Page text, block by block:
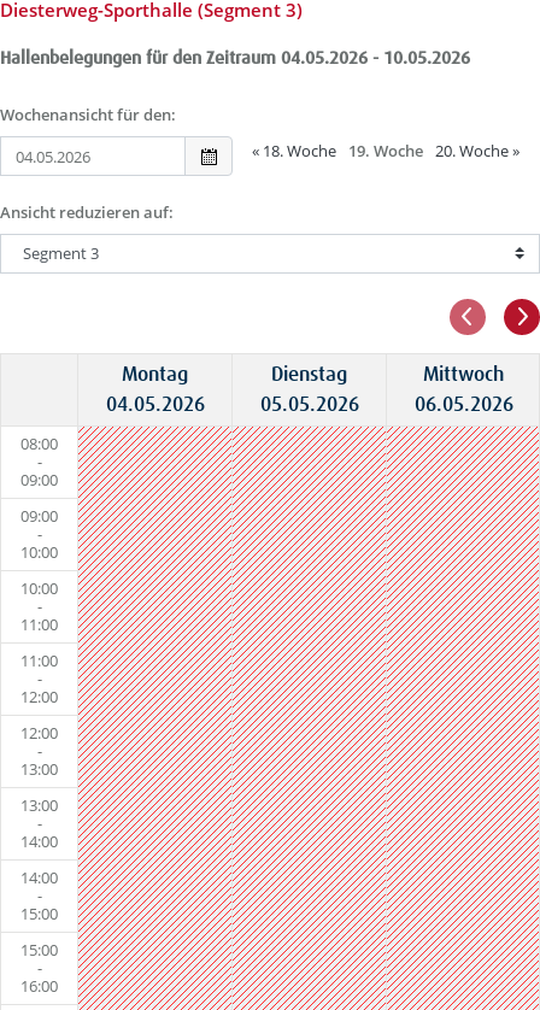
Diesterweg-Sporthalle (Segment 3)
Hallenbelegungen für den Zeitraum 04.05.2026 - 10.05.2026
Wochenansicht für den:
« 18. Woche 19. Woche 20. Woche»
Ansicht reduzieren auf:
08:00
-
09:00
09:00
-
10:00
10:00
-
11:00
11:00
-
12:00
12:00
-
13:00
13:00
-
14:00
14:00
-
15:00
15:00
-
16:00
Montag
04.05.2026
Dienstag
05.05.2026
Mittwoch
06.05.2026